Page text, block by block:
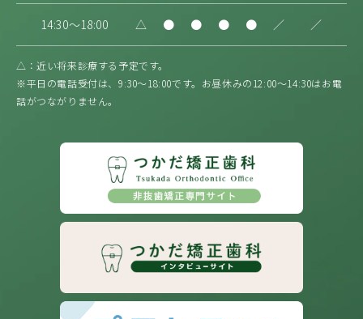
14:30～18:00 △ ● ● ● ● ／ ／
△：近い将来診療する予定です。
※平日の電話受付は、9:30〜18:00です。お昼休みの12:00〜14:30はお電
話がつながりません。